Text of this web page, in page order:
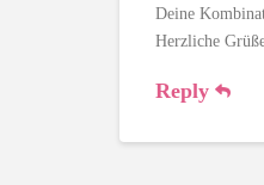
Deine
Herzliche
Reply